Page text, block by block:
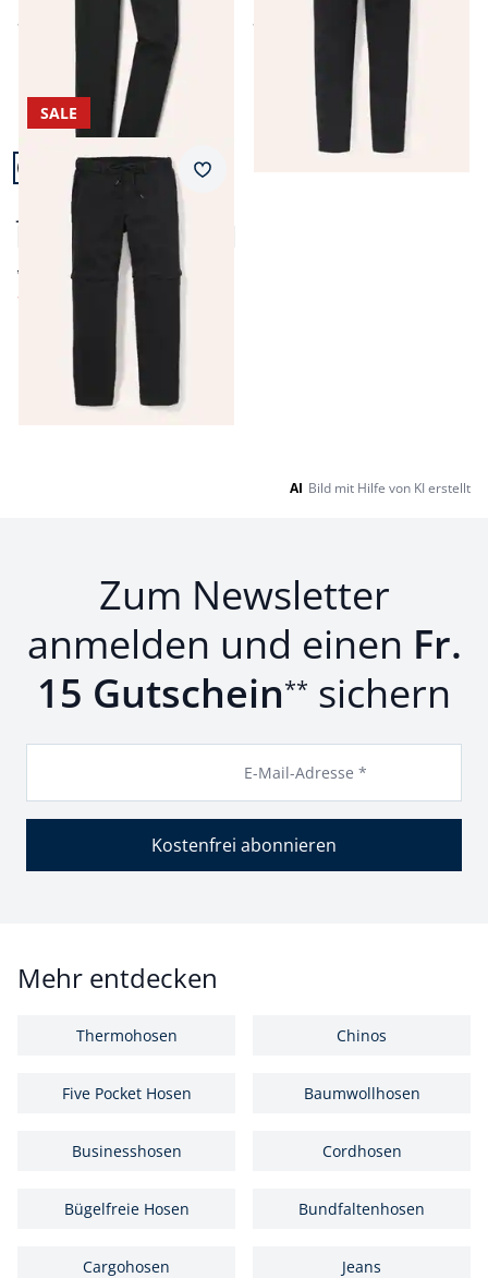
ab Fr. 169,99 ab Fr. 139,99
Artikel 3 von 3.
Passform Modern Fit.
SALE
Modern Fit
Jahreszeiten Hose
ab Fr. 169,00
ab Fr. 89,99 (-47%)
Merkzettel
Seite 1 geladen. Zeige Produkte 1 bis 3 von 3.
AI Bild mit Hilfe von KI erstellt
Zum Newsletter
anmelden und einen Fr.
15 Gutschein** sichern
E-Mail-Adresse *
Kostenfrei abonnieren
Mehr entdecken
Thermohosen Chinos
Five Pocket Hosen Baumwollhosen
Businesshosen Cordhosen
Bügelfreie Hosen Bundfaltenhosen
Cargohosen Jeans